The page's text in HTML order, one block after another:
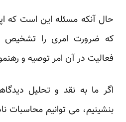
حال آنکه مسئله این است که
که ضرورت امری را تشخیص
فعالیت در آن امر توصیه و
اگر ما به نقد و تحلیل
بنشینیم، می توانیم محاسبات